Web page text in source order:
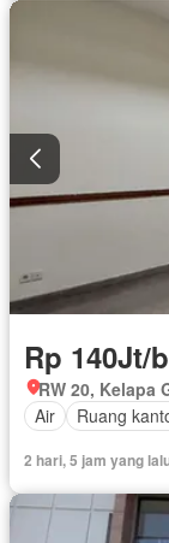
Rp 140Jt/
Air
Ruang
2 hari, 5 jam yang